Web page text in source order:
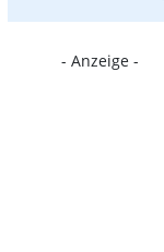
- Anzeige -